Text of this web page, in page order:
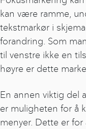
kan være ramme,
tekstmarkør i
forandring. Som
til venstre ikke en
høyre er dette
En annen viktig del
er muligheten for å
menyer. Dette er